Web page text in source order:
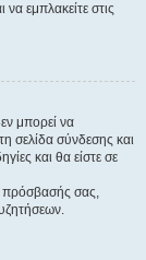
εμπλακείτε στις
μπορεί να
σελίδα σύνδεσης και
και θα είστε σε
πρόσβασής σας,